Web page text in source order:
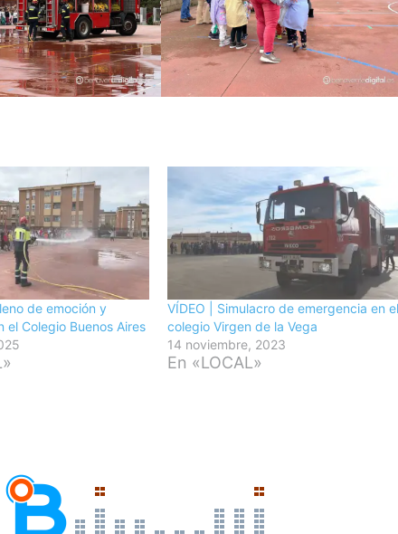
de emoción y
el Colegio Buenos Aires
VÍDEO | Simulacro de emergencia en
colegio Virgen de la Vega
14 noviembre, 2023
En «LOCAL»